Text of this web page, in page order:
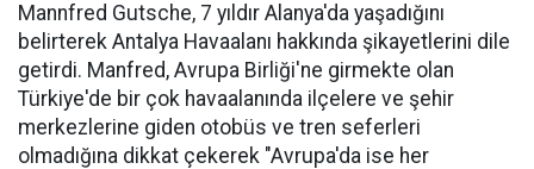
Mannfred Gutsche, 7 yıldır Alanya'da yaşadığını
belirterek Antalya Havaalanı hakkında şikayetlerini dile
getirdi. Manfred, Avrupa Birliği'ne girmekte olan
Türkiye'de bir çok havaalanında ilçelere ve şehir
merkezlerine giden otobüs ve tren seferleri
olmadığına dikkat çekerek "Avrupa'da ise her